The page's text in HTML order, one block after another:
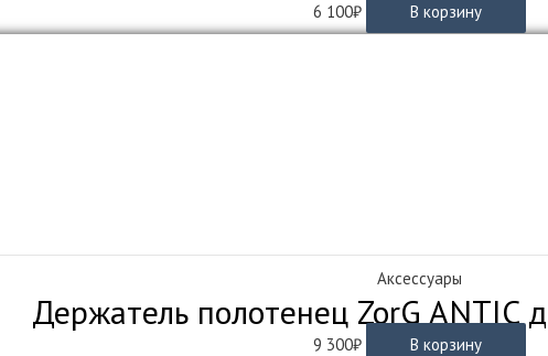
6 100₽ В корзину
Аксессуары
Держатель полотенец ZorG ANTIC
9 300₽ В корзину